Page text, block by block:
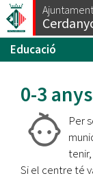
Vés
al
contingut
Esteu
aquí
Inici Educació /
Educació
0-3 anys
Per
Si el centre té